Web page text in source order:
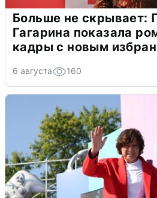
Больше не скрывает:
Гагарина показала
кадры с новым
6 августа 160